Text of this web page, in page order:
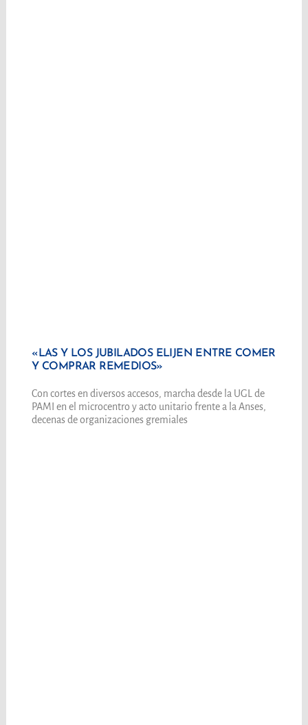
«LAS Y LOS JUBILADOS ELIJEN ENTRE COMER
Y COMPRAR REMEDIOS»
Con cortes en diversos accesos, marcha desde la UGL de
PAMI en el microcentro y acto unitario frente a la Anses,
decenas de organizaciones gremiales